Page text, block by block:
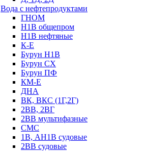
Вода с нефтепродуктами
ГНОМ
Н1В общепром
Н1В нефтяные
К-Е
Бурун Н1В
Бурун СХ
Бурун ПФ
КМ-Е
ДНА
ВК, ВКС (1Г,2Г)
2ВВ, 2ВГ
2ВВ мультифазные
СМС
1В, АН1В судовые
2ВВ судовые